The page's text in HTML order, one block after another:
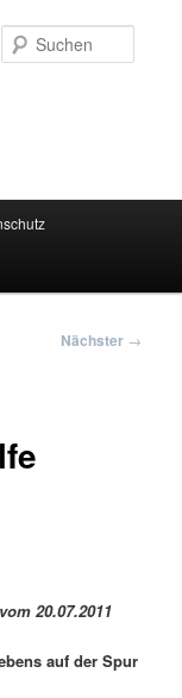
Nächster →
20.07.2011
auf der Spur